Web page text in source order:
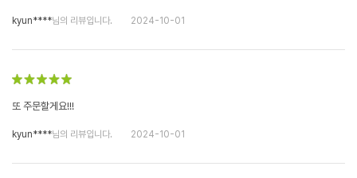
kyun****님의 리뷰입니다. 2024-10-01
또 주문할게요!!!
kyun****님의 리뷰입니다. 2024-10-01